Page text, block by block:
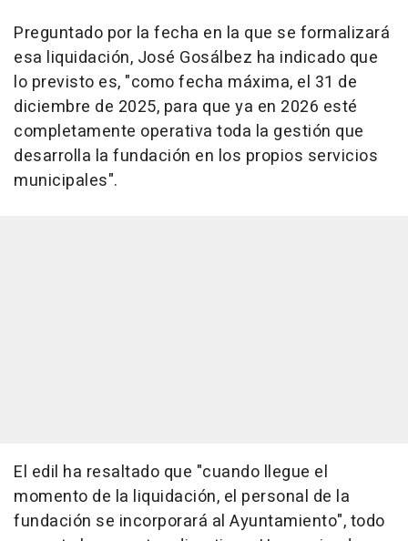
Preguntado por la fecha en la que se formalizará
esa liquidación, José Gosálbez ha indicado que
lo previsto es, "como fecha máxima, el 31 de
diciembre de 2025, para que ya en 2026 esté
completamente operativa toda la gestión que
desarrolla la fundación en los propios servicios
municipales".
El edil ha resaltado que "cuando llegue el
momento de la liquidación, el personal de la
fundación se incorporará al Ayuntamiento", todo